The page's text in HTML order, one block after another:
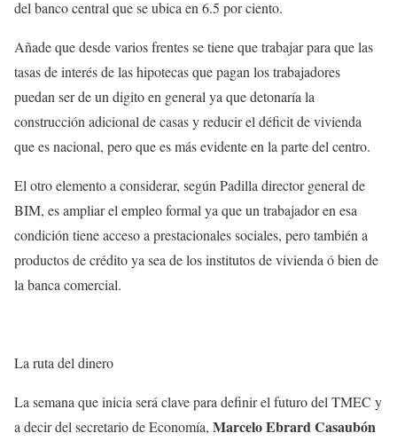
del banco central que se ubica en 6.5 por ciento.
Añade que desde varios frentes se tiene que trabajar para que las
tasas de interés de las hipotecas que pagan los trabajadores
puedan ser de un digito en general ya que detonaría la
construcción adicional de casas y reducir el déficit de vivienda
que es nacional, pero que es más evidente en la parte del centro.
El otro elemento a considerar, según Padilla director general de
BIM, es ampliar el empleo formal ya que un trabajador en esa
condición tiene acceso a prestacionales sociales, pero también a
productos de crédito ya sea de los institutos de vivienda ó bien de
la banca comercial.
La ruta del dinero
La semana que inicia será clave para definir el futuro del TMEC y
a decir del secretario de Economía, Marcelo Ebrard Casaubón